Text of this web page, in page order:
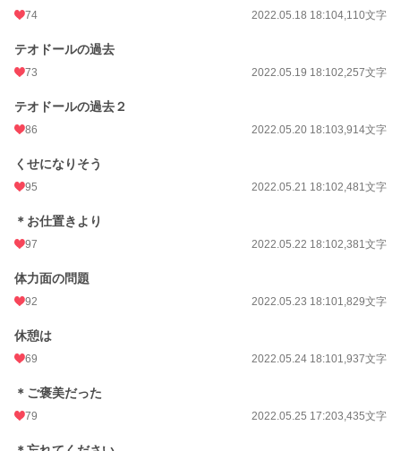
74 2022.05.18 18:104,110文字
テオドールの過去
73 2022.05.19 18:102,257文字
テオドールの過去２
86 2022.05.20 18:103,914文字
くせになりそう
95 2022.05.21 18:102,481文字
＊お仕置きより
97 2022.05.22 18:102,381文字
体力面の問題
92 2022.05.23 18:101,829文字
休憩は
69 2022.05.24 18:101,937文字
＊ご褒美だった
79 2022.05.25 17:203,435文字